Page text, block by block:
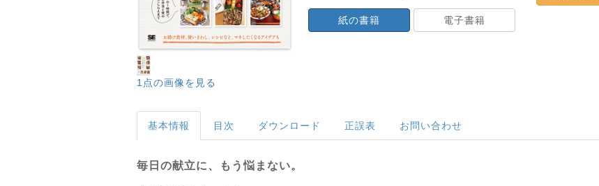
1点の画像を見る
紙の書籍 電子書籍
基本情報 目次 ダウンロード 正誤表 お問い合わせ
毎日の献立に、もう悩まない。